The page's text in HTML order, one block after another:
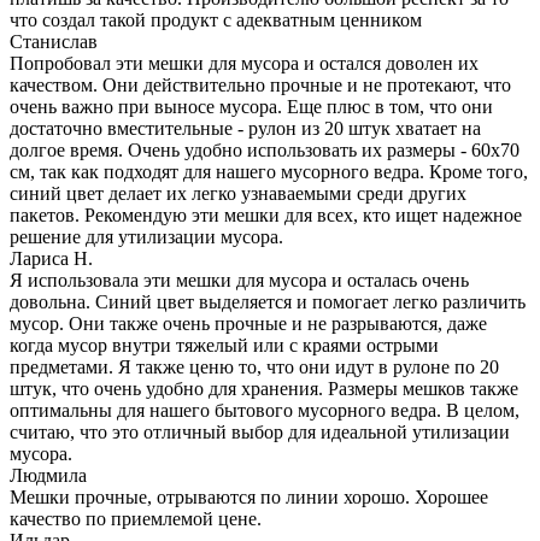
что создал такой продукт с адекватным ценником
Станислав
Попробовал эти мешки для мусора и остался доволен их
качеством. Они действительно прочные и не протекают, что
очень важно при выносе мусора. Еще плюс в том, что они
достаточно вместительные - рулон из 20 штук хватает на
долгое время. Очень удобно использовать их размеры - 60х70
см, так как подходят для нашего мусорного ведра. Кроме того,
синий цвет делает их легко узнаваемыми среди других
пакетов. Рекомендую эти мешки для всех, кто ищет надежное
решение для утилизации мусора.
Лариса Н.
Я использовала эти мешки для мусора и осталась очень
довольна. Синий цвет выделяется и помогает легко различить
мусор. Они также очень прочные и не разрываются, даже
когда мусор внутри тяжелый или с краями острыми
предметами. Я также ценю то, что они идут в рулоне по 20
штук, что очень удобно для хранения. Размеры мешков также
оптимальны для нашего бытового мусорного ведра. В целом,
считаю, что это отличный выбор для идеальной утилизации
мусора.
Людмила
Мешки прочные, отрываются по линии хорошо. Хорошее
качество по приемлемой цене.